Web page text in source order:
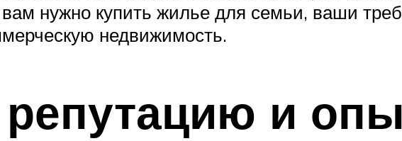
нужно купить жилье для семьи, ваши
недвижимость.
и